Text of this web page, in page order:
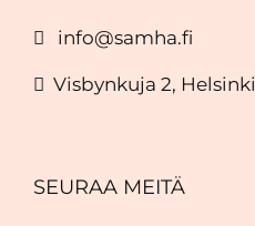
info@samha.fi
Visbynkuja 2, Helsinki
SEURAA MEITÄ